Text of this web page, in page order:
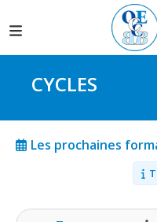
CYCLES
Les prochaines